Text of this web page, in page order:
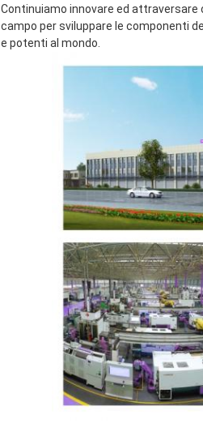
Continuiamo innovare ed attraversare
campo per sviluppare le componenti
e potenti al mondo.